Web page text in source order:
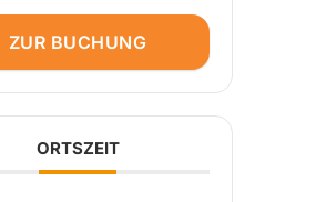
ZUR BUCHUNG
ORTSZEIT